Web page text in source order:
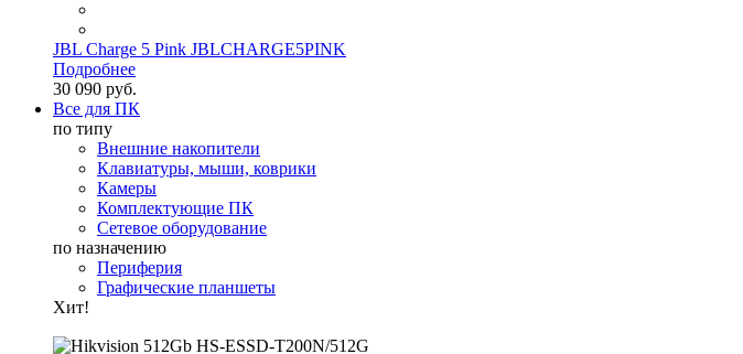
JBL Charge 5 Pink JBLCHARGE5PINK
Подробнее
30 090 руб.
Все для ПК
по типу
Внешние накопители
Клавиатуры, мыши, коврики
Камеры
Комплектующие ПК
Сетевое оборудование
по назначению
Периферия
Графические планшеты
Хит!